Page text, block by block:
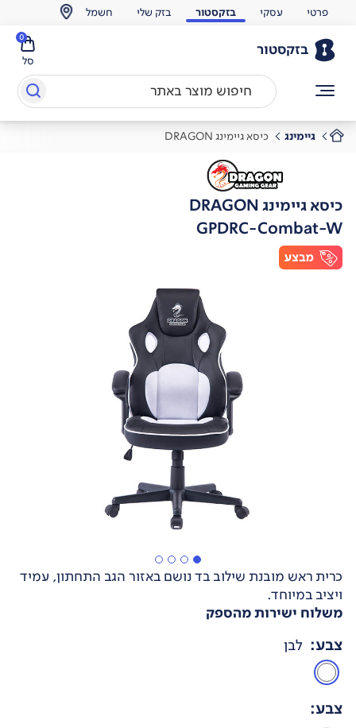
פרטי עסקי בזקסטור בזק שלי חשמל
בזקסטור
סל
0
גיימינג כיסא גיימינג DRAGON
כיסא גיימינג DRAGON
GPDRC-Combat-W
כרית ראש מובנת שילוב בד נושם באזור הגב התחתון, עמיד
ויציב במיוחד.
משלוח ישירות מהספק
צבע: לבן
צבע: